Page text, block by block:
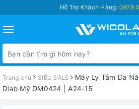
Hỗ Trợ Khách Hàng:
Toggle
navigation
Trang chủ SIÊU SALE
Máy Ly Tâm Đa
Dlab Mỹ DM0424 | A24-15